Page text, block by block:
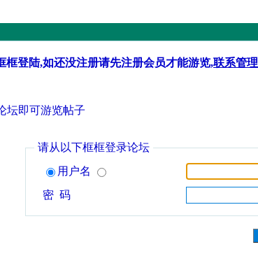
框登陆,如还没注册请先注册会员才能游览,联系管理
坛即可游览帖子
请从以下框框登录论坛
用户名
密 码